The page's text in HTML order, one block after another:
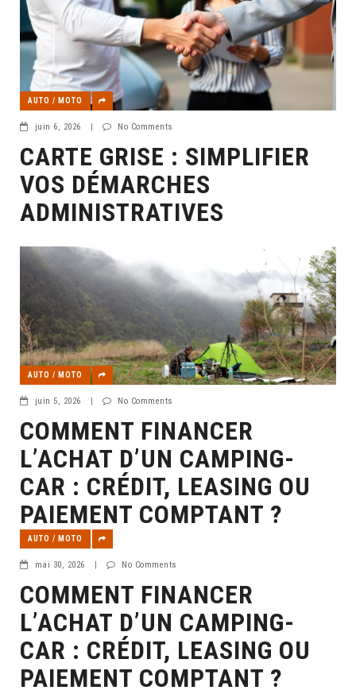
AUTO / MOTO
juin 6, 2026 | No Comments
CARTE GRISE : SIMPLIFIER
VOS DÉMARCHES
ADMINISTRATIVES
AUTO / MOTO
juin 5, 2026 | No Comments
COMMENT FINANCER
L’ACHAT D’UN CAMPING-
CAR : CRÉDIT, LEASING OU
PAIEMENT COMPTANT ?
AUTO / MOTO
mai 30, 2026 | No Comments
COMMENT FINANCER
L’ACHAT D’UN CAMPING-
CAR : CRÉDIT, LEASING OU
PAIEMENT COMPTANT ?